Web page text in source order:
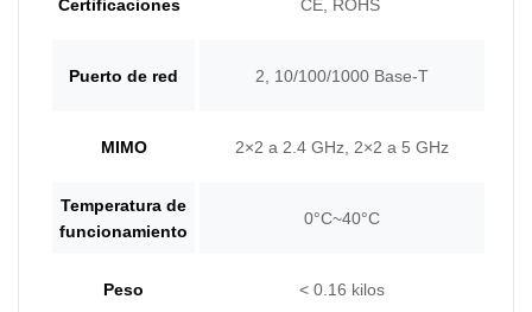
Certificaciones CE, ROHS
Puerto de red 2, 10/100/1000 Base-T
MIMO 2×2 a 2.4 GHz, 2×2 a 5 GHz
Temperatura de
funcionamiento
0°C~40°C
Peso < 0.16 kilos